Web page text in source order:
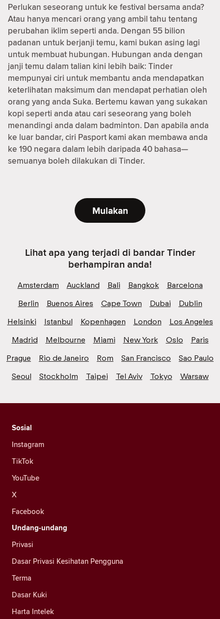
Perlukan seseorang untuk ke festival bersama anda?
Atau hanya mencari orang yang ambil tahu tentang
perubahan iklim seperti anda. Dengan 55 bilion
padanan untuk berjanji temu, kami bukan asing lagi
untuk membuat hubungan. Hubungan anda dengan
janji temu dalam talian kini lebih baik: Tinder
mempunyai ciri untuk membantu anda mendapatkan
keterlihatan maksimum dan mendapat perhatian oleh
orang yang anda Suka. Bertemu kawan yang sukakan
kopi seperti anda atau cari seseorang yang boleh
menandingi anda dalam badminton. Dan apabila anda
ke luar bandar, ciri Pasport kami akan membawa anda
ke 190 negara dalam lebih daripada 40 bahasa—
semuanya boleh dilakukan di Tinder.
Mulakan
Lihat apa yang terjadi di bandar Tinder
berhampiran anda!
Amsterdam Auckland Bali Bangkok
Barcelona
Berlin
Buenos Aires Cape Town Dubai
Dublin
Helsinki
Istanbul Kopenhagen London
Los Angeles
Madrid
Melbourne Miami New York Oslo
Paris
Prague
Rio de Janeiro Rom San Francisco
Sao Paulo
Seoul
Stockholm Taipei Tel Aviv Tokyo Warsaw
Sosial
Instagram
TikTok
YouTube
X
Facebook
Undang-undang
Privasi
Dasar Privasi Kesihatan Pengguna
Terma
Dasar Kuki
Harta Intelek